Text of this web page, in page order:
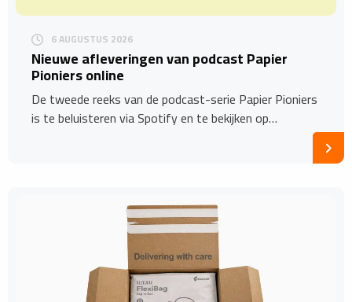
6 AUGUSTUS 2026
Nieuwe afleveringen van podcast Papier
Pioniers online
De tweede reeks van de podcast-serie Papier Pioniers
is te beluisteren via Spotify en te bekijken op…